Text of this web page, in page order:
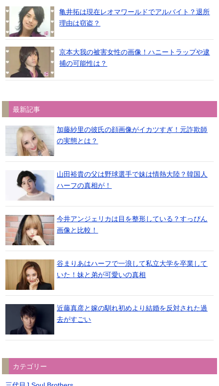
亀井拓は現在レオマワールドでアルバイト？退所
理由は窃盗？
京本大我の被害女性の画像！ハニートラップや逮
捕の可能性は？
最新記事
加藤紗里の彼氏の顔画像がイカツすぎ！元詐欺師
の実態とは？
山田裕貴の父は野球選手で妹は情熱大陸？韓国人
ハーフの真相が！
今井アンジェリカは目を整形している？すっぴん
画像と比較！
谷まりあはハーフで一浪して私立大学を卒業して
いた！妹と弟が可愛いの真相
近藤真彦と嫁の馴れ初めより結婚を反対された過
去がすごい
カテゴリー